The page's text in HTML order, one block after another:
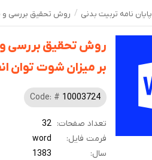
پایان نامه تربیت بدنی روش تحقیق بررسی و
روش تحقیق بررسی و
بر میزان شوت توان انفجاری و
Code: # 10003724
تعداد صفحات: 32
فرمت فایل:
word
سال:
1383